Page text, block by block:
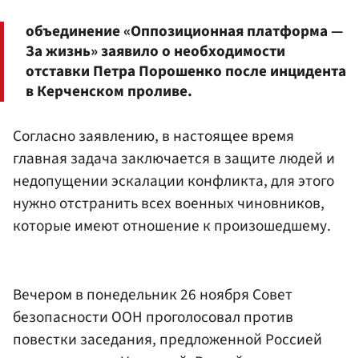
объединение «Оппозиционная платформа —
За жизнь» заявило о необходимости
отставки Петра Порошенко после инцидента
в Керченском проливе.
Согласно заявлению, в настоящее время
главная задача заключается в защите людей и
недопущении эскалации конфликта, для этого
нужно отстранить всех военных чиновников,
которые имеют отношение к произошедшему.
Вечером в понедельник 26 ноября Совет
безопасности ООН проголосовал против
повестки заседания, предложенной Россией